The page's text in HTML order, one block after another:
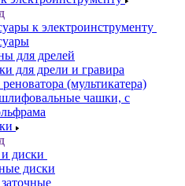
к электроинструменту
для дрелей
для дрели и гравира
(мультикатера)
чашки, с
диски
диски